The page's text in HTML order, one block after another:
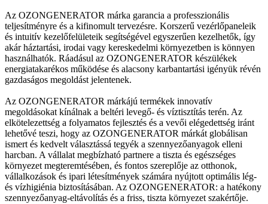
Az OZONGENERATOR márka garancia a professzionális
teljesítményre és a kifinomult tervezésre. Korszerű vezérlőpaneleik
és intuitív kezelőfelületeik segítségével egyszerűen kezelhetők, így
akár háztartási, irodai vagy kereskedelmi környezetben is könnyen
használhatók. Ráadásul az OZONGENERATOR készülékek
energiatakarékos működése és alacsony karbantartási igényük révén
gazdaságos megoldást jelentenek.
Az OZONGENERATOR márkájú termékek innovatív
megoldásokat kínálnak a beltéri levegő- és víztisztítás terén. Az
elkötelezettség a folyamatos fejlesztés és a vevői elégedettség iránt
lehetővé teszi, hogy az OZONGENERATOR márkát globálisan
ismert és kedvelt választássá tegyék a szennyezőanyagok elleni
harcban. A vállalat megbízható partnere a tiszta és egészséges
környezet megteremtésében, és fontos szereplője az otthonok,
vállalkozások és ipari létesítmények számára nyújtott optimális lég-
és vízhigiénia biztosításában. Az OZONGENERATOR: a hatékony
szennyezőanyag-eltávolítás és a friss, tiszta környezet szakértője.